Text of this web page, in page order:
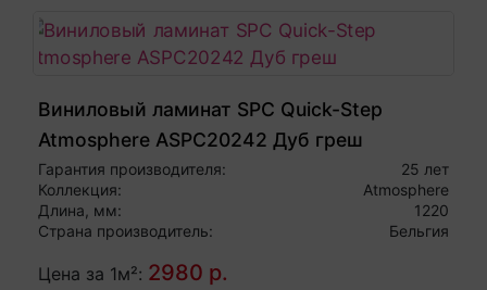
Виниловый ламинат SPC Quick-Step
Atmosphere ASPC20242 Дуб греш
Гарантия производителя:
25 лет
Коллекция:
Atmosphere
Длина, мм:
1220
Страна производитель:
Бельгия
Цена за 1м²: 2980 р.